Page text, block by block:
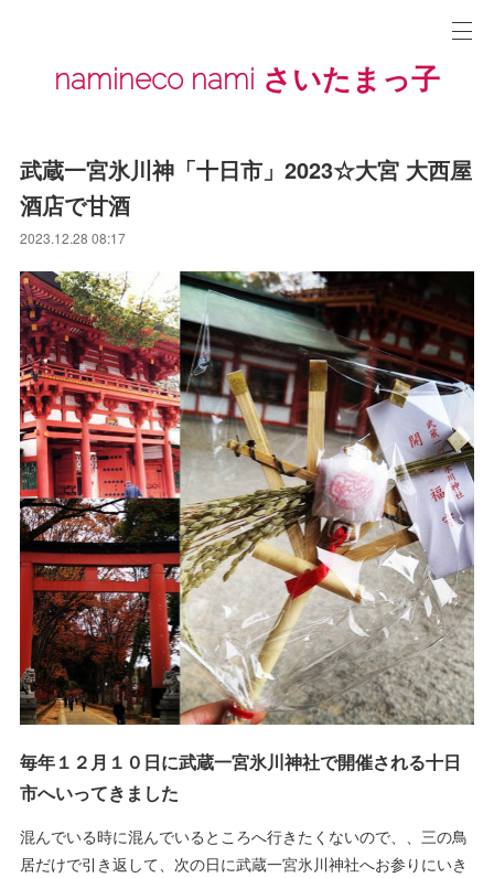
namineco nami さいたまっ子
武蔵一宮氷川神「十日市」2023☆大宮 大西屋
酒店で甘酒
2023.12.28 08:17
毎年１２月１０日に武蔵一宮氷川神社で開催される十日
市へいってきました
混んでいる時に混んでいるところへ行きたくないので、、三の鳥
居だけで引き返して、次の日に武蔵一宮氷川神社へお参りにいき